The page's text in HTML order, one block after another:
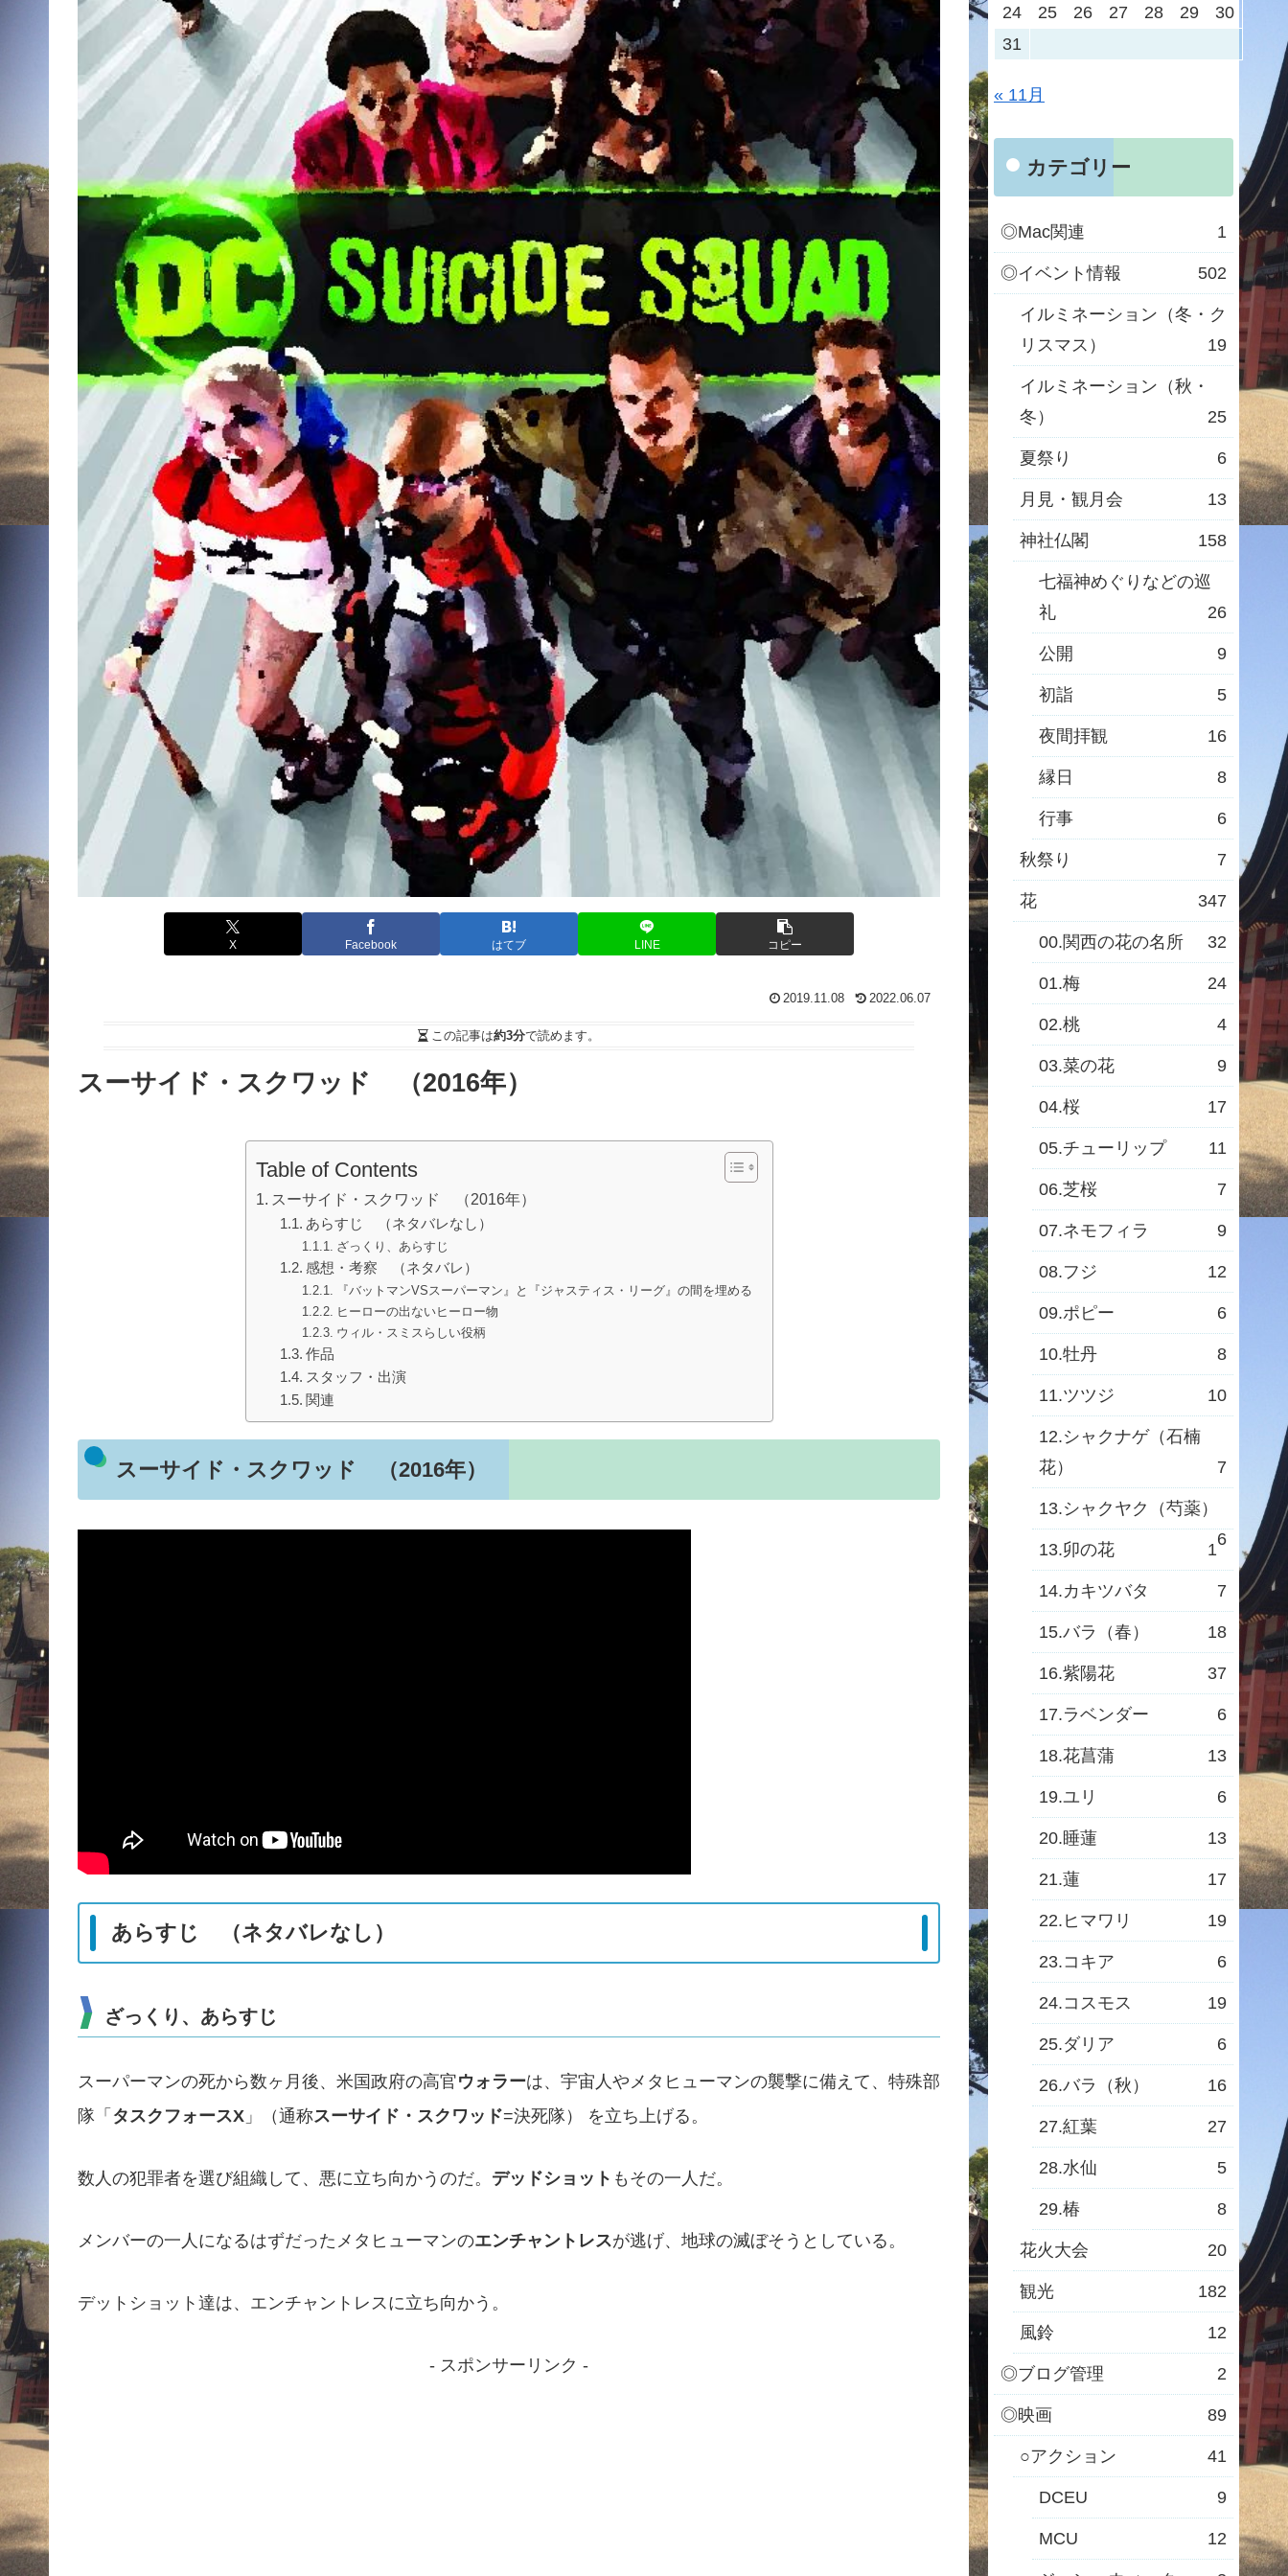
X Facebook はてブ LINE コピー
2019.11.08 2022.06.07
この記事は約3分で読めます。
スーサイド・スクワッド （2016年）
Table of Contents
スーサイド・スクワッド （2016年）
あらすじ （ネタバレなし）
ざっくり、あらすじ
感想・考察 （ネタバレ）
『バットマンVSスーパーマン』と『ジャスティス・リーグ』の間を埋める
ヒーローの出ないヒーロー物
ウィル・スミスらしい役柄
作品
スタッフ・出演
関連
スーサイド・スクワッド （2016年）
あらすじ （ネタバレなし）
ざっくり、あらすじ
スーパーマンの死から数ヶ月後、米国政府の高官ウォラーは、宇宙人やメタヒューマンの襲撃に備えて、特殊部
隊「 タスクフォースX 」（通称スーサイド・スクワッド=決死隊） を立ち上げる。
数人の犯罪者を選び組織して、悪に立ち向かうのだ。 デッドショット もその一人だ。
メンバーの一人になるはずだったメタヒューマンのエンチャントレスが逃げ、地球の滅ぼそうとしている。
デットショット達は、エンチャントレスに立ち向かう。
- スポンサーリンク -
24 25 26 27 28 29
30
31
« 11月
カテゴリー
◎Mac関連 1
◎イベント情報 502
イルミネーション（冬・ク
リスマス）
19
イルミネーション（秋・
冬）
25
夏祭り 6
月見・観月会 13
神社仏閣 158
七福神めぐりなどの巡
礼
26
公開 9
初詣 5
夜間拝観 16
縁日 8
行事 6
秋祭り 7
花 347
00.関西の花の名所 32
01.梅 24
02.桃 4
03.菜の花 9
04.桜 17
05.チューリップ 11
06.芝桜 7
07.ネモフィラ 9
08.フジ 12
09.ポピー 6
10.牡丹 8
11.ツツジ 10
12.シャクナゲ（石楠
花）
7
13.シャクヤク（芍薬）
6
13.卯の花 1
14.カキツバタ 7
15.バラ（春） 18
16.紫陽花 37
17.ラベンダー 6
18.花菖蒲 13
19.ユリ 6
20.睡蓮 13
21.蓮 17
22.ヒマワリ 19
23.コキア 6
24.コスモス 19
25.ダリア 6
26.バラ（秋） 16
27.紅葉 27
28.水仙 5
29.椿 8
花火大会 20
観光 182
風鈴 12
◎ブログ管理 2
◎映画 89
○アクション 41
DCEU 9
MCU 12